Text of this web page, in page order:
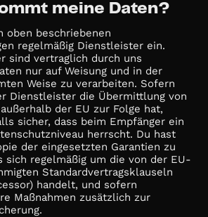
meine Daten?
oben beschriebenen
regelmäßig Dienstleister ein.
sind vertraglich durch uns
nur auf Weisung und in der
Weise zu verarbeiten. Sofern
Dienstleister die Übermittlung von
der EU zur Folge hat,
sicher, dass beim Empfänger ein
herrscht. Du hast
der eingesetzten Garantien zu
sich regelmäßig um die von der EU-
Standardvertragsklauseln
handelt, und sofern
Maßnahmen zusätzlich zur